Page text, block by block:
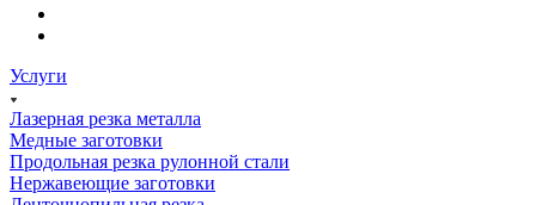
Услуги
Лазерная резка металла
Медные заготовки
Продольная резка рулонной стали
Нержавеющие заготовки